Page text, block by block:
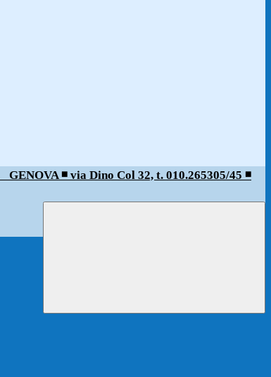
GENOVA ◾️ via Dino Col 32, t. 010.265305/45 ◾️